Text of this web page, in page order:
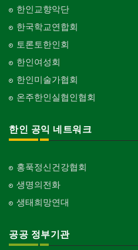
한인교향악단
한국학교연합회
토론토한인회
한인여성회
한인미술가협회
온주한인실협인협회
한인 공익 네트워크
홍푹정신건강협회
생명의전화
생태희망연대
공공 정부기관